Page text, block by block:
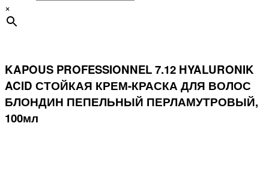
×
KAPOUS PROFESSIONNEL 7.12 HYALURONIK
ACID СТОЙКАЯ КРЕМ-КРАСКА ДЛЯ ВОЛОС
БЛОНДИН ПЕПЕЛЬНЫЙ ПЕРЛАМУТРОВЫЙ,
100мл